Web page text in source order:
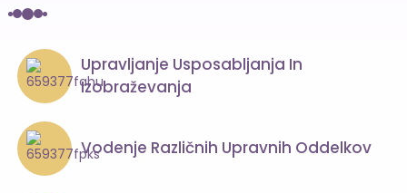
Upravljanje Usposabljanja In
Izobraževanja
Vodenje Različnih Upravnih Oddelkov